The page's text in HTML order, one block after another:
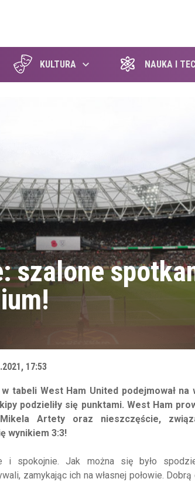
KULTURA NAUKA I
szalone
17:53
tabeli West Ham United podejmował na
podzieliły się punktami. West Ham
Artety oraz nieszczęście,
wynikiem 3:3!
i spokojnie. Jak można się było
zamykając ich na własnej połowie.